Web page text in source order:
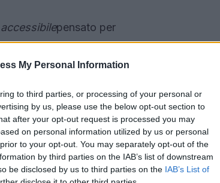
My Personal Information
to third parties, or processing of your personal or
by us, please use the below opt-out section to
after your opt-out request is processed you may
on personal information utilized by us or personal
to your opt-out. You may separately opt-out of the
by third parties on the IAB’s list of downstream
be disclosed by us to third parties on the IAB’s List of
pensato per
il percorso giusto
localizzarepanchine
combinati, determinano il
una camminata dolce sia